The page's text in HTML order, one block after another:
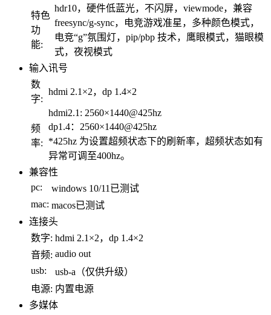
特色
功
能:
hdr10，硬件低蓝光，不闪屏，viewmode，兼容
freesync/g-sync，电竞游戏准星，多种颜色模式，
电竞“g”氛围灯，pip/pbp 技术，鹰眼模式，猫眼模
式，夜视模式
输入讯号
数
字:
hdmi 2.1×2，dp 1.4×2
频
率:
hdmi2.1: 2560×1440@425hz
dp1.4：2560×1440@425hz
*425hz 为设置超频状态下的刷新率，超频状态如有
异常可调至400hz。
兼容性
pc:
windows 10/11已测试
mac: macos已测试
连接头
数字: hdmi 2.1×2，dp 1.4×2
音频: audio out
usb:
usb-a（仅供升级）
电源: 内置电源
多媒体